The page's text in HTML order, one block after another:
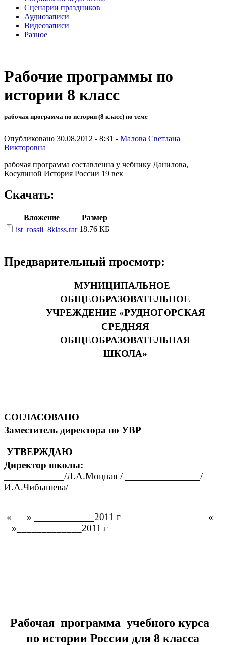
Сценарии праздников
Аудиозаписи
Видеозаписи
Разное
Рабочие программы по
истории 8 класс
рабочая программа по истории (8 класс) по теме
Опубликовано 30.08.2012 - 8:31 - Малова Светлана
Викторовна
рабочая программа составленна у чебнику Данилова,
Косулиной История России 19 век
Скачать:
Вложение
Размер
ist_rossii_8klass.rar 18.76 КБ
Предварительный просмотр:
МУНИЦИПАЛЬНОЕ
ОБЩЕОБРАЗОВАТЕЛЬНОЕ
УЧРЕЖДЕНИЕ «РУДНОГОРСКАЯ
СРЕДНЯЯ
ОБЩЕОБРАЗОВАТЕЛЬНАЯ
ШКОЛА»
СОГЛАСОВАНО
Заместитель директора по УВР
УТВЕРЖДАЮ
Директор школы:
____________/Л.А.Моцная / _______________/
И.А.Чибышева/
« » ____________2011 г «
»_____________2011 г
Рабочая программа учебного курса
по истории России для 8 класса